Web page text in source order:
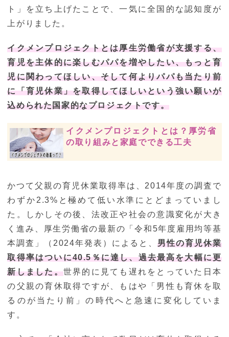
ト」を立ち上げたことで、一気に全国的な認知度が
上がりました。
イクメンプロジェクトとは厚生労働省が支援する、
育児を主体的に楽しむパパを増やしたい、もっと育
児に関わってほしい、そして何よりパパも当たり前
に「育児休業」を取得してほしいという強い願いが
込められた国家的なプロジェクトです。
イクメンプロジェクトとは？厚労省
の取り組みと家庭でできる工夫
かつて父親の育児休業取得率は、2014年度の調査で
わずか2.3%と極めて低い水準にとどまっていまし
た。しかしその後、法改正や社会の意識変化が大き
く進み、厚生労働省の最新の「令和5年度雇用均等基
本調査」（2024年発表）によると、男性の育児休業
取得率はついに40.5％に達し、過去最高を大幅に更
新しました。世界的に見ても遅れをとっていた日本
の父親の育休取得ですが、もはや「男性も育休を取
るのが当たり前」の時代へと急速に変化していま
す。